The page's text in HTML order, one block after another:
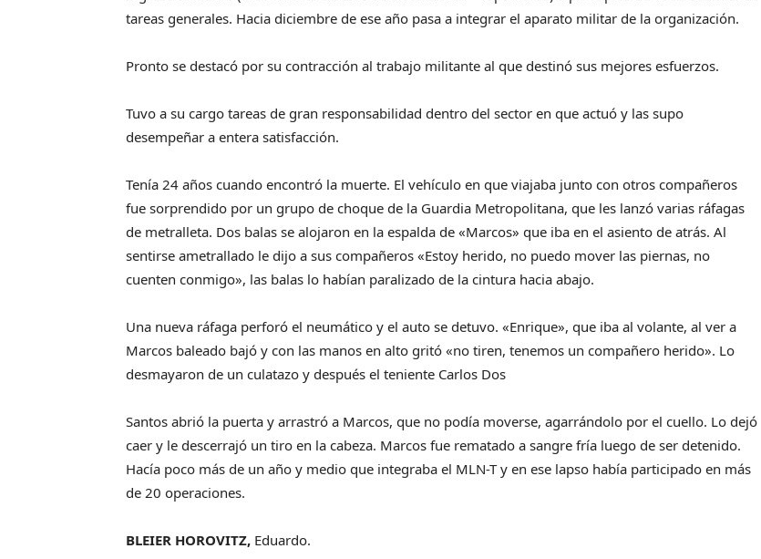
tareas generales. Hacia diciembre de ese año pasa a integrar el aparato militar de la organización.
Pronto se destacó por su contracción al trabajo militante al que destinó sus mejores esfuerzos.
Tuvo a su cargo tareas de gran responsabilidad dentro del sector en que actuó y las supo
desempeñar a entera satisfacción.
Tenía 24 años cuando encontró la muerte. El vehículo en que viajaba junto con otros compañeros
fue sorprendido por un grupo de choque de la Guardia Metropolitana, que les lanzó varias ráfagas
de metralleta. Dos balas se alojaron en la espalda de «Marcos» que iba en el asiento de atrás. Al
sentirse ametrallado le dijo a sus compañeros «Estoy herido, no puedo mover las piernas, no
cuenten conmigo», las balas lo habían paralizado de la cintura hacia abajo.
Una nueva ráfaga perforó el neumático y el auto se detuvo. «Enrique», que iba al volante, al ver a
Marcos baleado bajó y con las manos en alto gritó «no tiren, tenemos un compañero herido». Lo
desmayaron de un culatazo y después el teniente Carlos Dos
Santos abrió la puerta y arrastró a Marcos, que no podía moverse, agarrándolo por el cuello. Lo dejó
caer y le descerrajó un tiro en la cabeza. Marcos fue rematado a sangre fría luego de ser detenido.
Hacía poco más de un año y medio que integraba el MLN-T y en ese lapso había participado en más
de 20 operaciones.
BLEIER HOROVITZ, Eduardo.